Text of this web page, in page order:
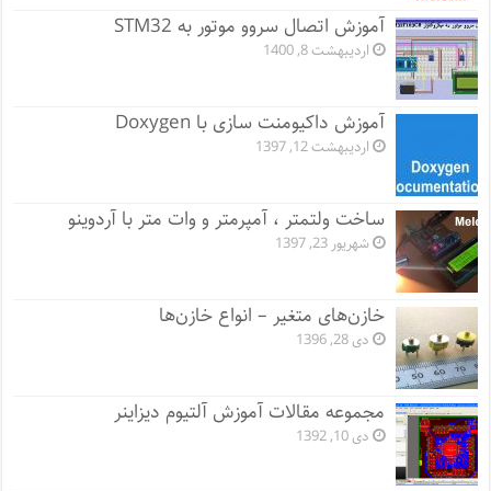
آموزش اتصال سروو موتور به STM32
اردیبهشت 8, 1400
آموزش داکیومنت سازی با Doxygen
اردیبهشت 12, 1397
ساخت ولتمتر ، آمپرمتر و وات متر با آردوینو
شهریور 23, 1397
خازن‌های متغیر – انواع خازن‌ها
دی 28, 1396
مجموعه مقالات آموزش آلتیوم دیزاینر
دی 10, 1392